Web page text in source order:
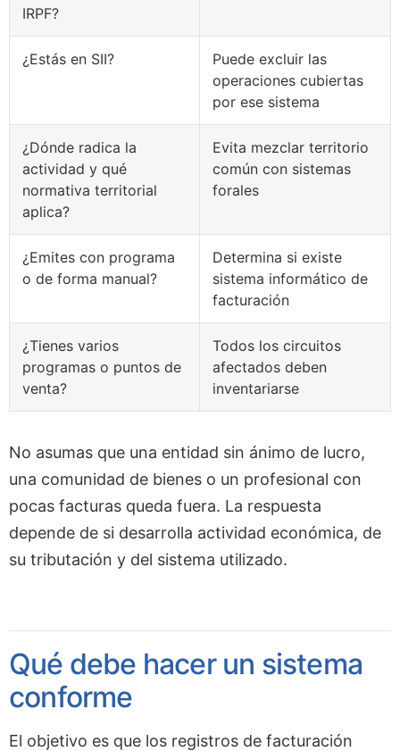
IRPF?
¿Estás en SII?
Puede excluir las
operaciones cubiertas
por ese sistema
¿Dónde radica la
actividad y qué
normativa territorial
aplica?
Evita mezclar territorio
común con sistemas
forales
¿Emites con programa
o de forma manual?
Determina si existe
sistema informático de
facturación
¿Tienes varios
programas o puntos de
venta?
Todos los circuitos
afectados deben
inventariarse
No asumas que una entidad sin ánimo de lucro,
una comunidad de bienes o un profesional con
pocas facturas queda fuera. La respuesta
depende de si desarrolla actividad económica, de
su tributación y del sistema utilizado.
Qué debe hacer un sistema
conforme
El objetivo es que los registros de facturación